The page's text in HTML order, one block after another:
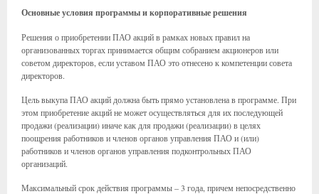
Основные условия программы и корпоративные решения
Решения о приобретении ПАО акций в рамках новых правил на
организованных торгах принимается общим собранием акционеров или
советом директоров, если уставом ПАО это отнесено к компетенции совета
директоров.
Цель выкупа ПАО акций должна быть прямо установлена в программе. При
этом приобретение акций не может осуществляться для их последующей
продажи (реализации) иначе как для продажи (реализации) в целях
поощрения работников и членов органов управления ПАО и (или)
работников и членов органов управления подконтрольных ПАО
организаций.
Максимальный срок действия программы – 3 года, причем непосредственно